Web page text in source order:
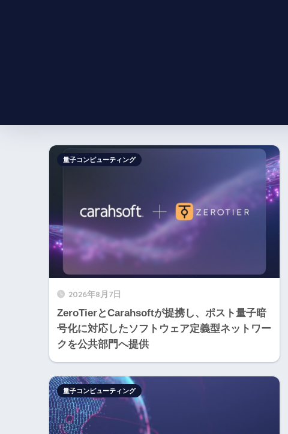
2026年8月7日
ZeroTierとCarahsoftが提携し、ポスト量子暗
号化に対応したソフトウェア定義型ネットワー
クを公共部門へ提供
量子コンピューティング
量子コンピューティング